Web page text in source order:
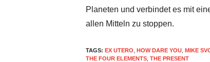
Planeten und verbindet es mit
allen Mitteln zu stoppen.
TAGS: EX UTERO HOW DARE YOU MIKE
THE FOUR ELEMENTS THE PRESENT